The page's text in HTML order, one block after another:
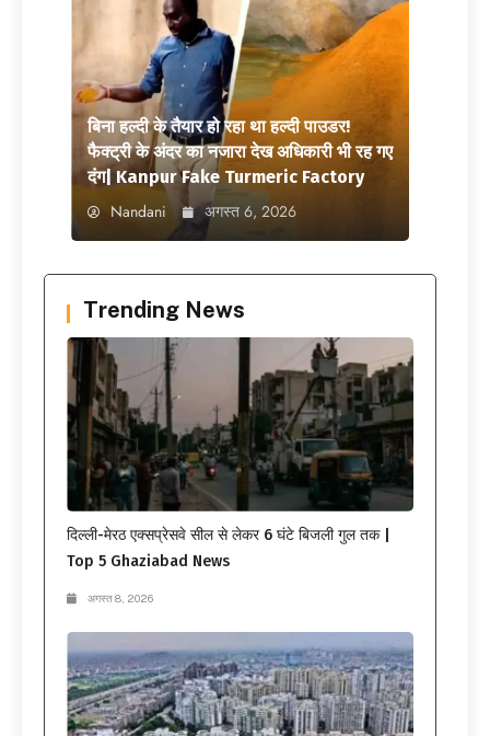
बिना हल्दी के तैयार हो रहा था हल्दी पाउडर!
फैक्ट्री के अंदर का नजारा देख अधिकारी भी रह गए
दंग| Kanpur Fake Turmeric Factory
Nandani अगस्त 6, 2026
Trending News
दिल्ली-मेरठ एक्सप्रेसवे सील से लेकर 6 घंटे बिजली गुल तक |
Top 5 Ghaziabad News
अगस्त 8, 2026